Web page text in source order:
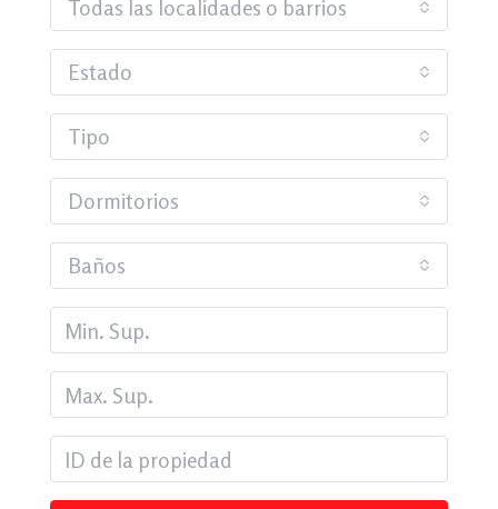
Todas las localidades o barrios
Estado
Tipo
Dormitorios
Baños